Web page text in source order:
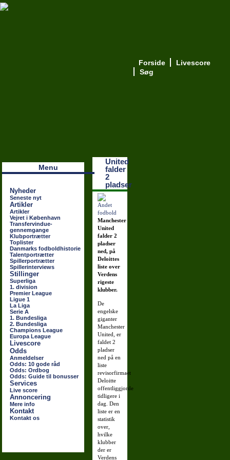
Forside
Livescore
Søg
Menu
Nyheder
Seneste nyt
Artikler
Artikler
Vejret i København
Transfervindue-
gennemgange
Klubportrætter
Toplister
Danmarks fodboldhistorie
Talentportrætter
Spillerportrætter
Spillerinterviews
Stillinger
Superliga
1. division
Premier League
Ligue 1
La Liga
Serie A
1. Bundesliga
2. Bundesliga
Champions League
Europa League
Livescore
Odds
Anmeldelser
Odds: 10 gode råd
Odds: Ordbog
Odds: Guide til bonusser
Services
Live score
Annoncering
Mere info
Kontakt
Kontakt os
United
falder
2
pladser
Manchester
United
falder 2
pladser
ned, på
Deloittes
liste over
Verdens
rigeste
klubber.
De
engelske
giganter
Manchester
United, er
faldet 2
pladser
ned på en
liste
revisorfirmaet
Deloitte
offentliggjorde
tidligere i
dag. Den
liste er en
statistik
over,
hvilke
klubber
der er
Verdens